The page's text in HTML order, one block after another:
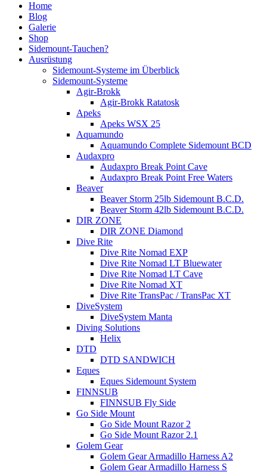
Home
Blog
Galerie
Shop
Sidemount-Tauchen?
Ausrüstung
Sidemount-Systeme im Überblick
Sidemount-Systeme
Agir-Brokk
Agir-Brokk Ratatosk
Apeks
Apeks WSX 25
Aquamundo
Aquamundo Complete Sidemount BCD
Audaxpro
Audaxpro Break Point Cave
Audaxpro Break Point Free Waters
Beaver
Beaver Storm 25lb Sidemount B.C.D.
Beaver Storm 42lb Sidemount B.C.D.
DIR ZONE
DIR ZONE Diamond
Dive Rite
Dive Rite Nomad EXP
Dive Rite Nomad LT Bluewater
Dive Rite Nomad LT Cave
Dive Rite Nomad XT
Dive Rite TransPac / TransPac XT
DiveSystem
DiveSystem Manta
Diving Solutions
Helix
DTD
DTD SANDWICH
Eques
Eques Sidemount System
FINNSUB
FINNSUB Fly Side
Go Side Mount
Go Side Mount Razor 2
Go Side Mount Razor 2.1
Golem Gear
Golem Gear Armadillo Harness A2
Golem Gear Armadillo Harness S